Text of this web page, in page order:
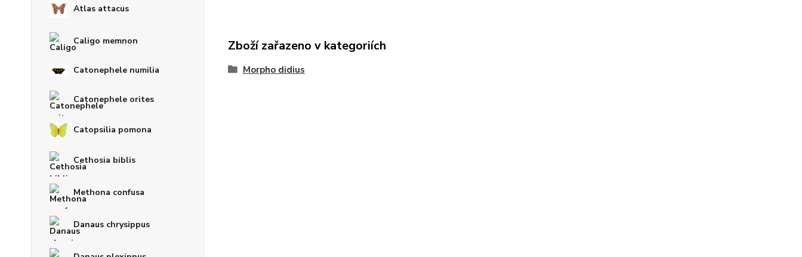
Atlas attacus
Caligo memnon
Catonephele numilia
Catonephele orites
Catopsilia pomona
Cethosia biblis
Methona confusa
Danaus chrysippus
Zboží zařazeno v kategoriích
Morpho didius